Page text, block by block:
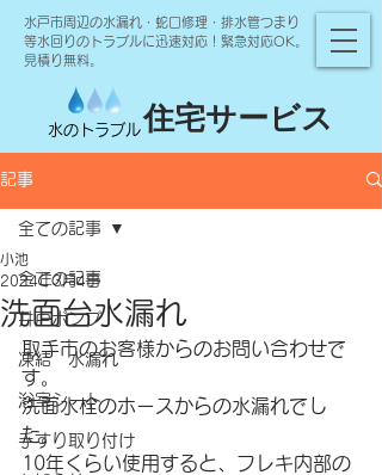
水戸市周辺の水漏れ・蛇口修理・排水管つまり
等水回りのトラブルに迅速対応！緊急対応OK。
見積り無料。
水のトラブル住宅サービス
記事
全ての記事
井戸ポンプ
凍結 水漏れ
浴室シート
手すり取り付け
全ての記事
洗面台水漏れ
小池
2024年3月4日
取手市のお客様からのお問い合わせで
す。
洗面水栓のホースからの水漏れでし
た。
10年くらい使用すると、フレキ内部の